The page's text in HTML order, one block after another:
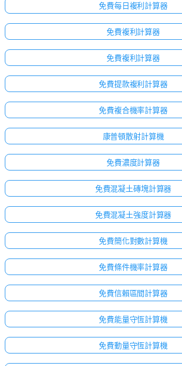
免費每日複利計算器
免費複利計算器
免費複利計算器
免費提款複利計算器
免費複合機率計算器
康普頓散射計算機
免費濃度計算器
免費混凝土磚塊計算器
免費混凝土強度計算器
免費簡化對數計算機
免費條件機率計算器
免費信賴區間計算器
免費能量守恆計算機
免費動量守恆計算機